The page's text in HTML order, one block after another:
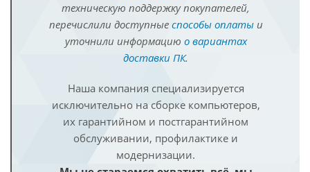
техническую поддержку покупателей,
перечислили доступные способы оплатыи
уточнили информацию о вариантах
доставки ПК.
Наша компания специализируется
исключительно на сборке компьютеров,
их гарантийном и постгарантийном
обслуживании, профилактике и
модернизации.